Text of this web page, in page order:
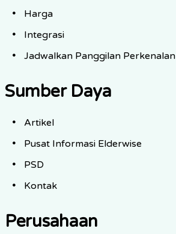
Harga
Integrasi
Jadwalkan Panggilan Perkenalan
Sumber Daya
Artikel
Pusat Informasi Elderwise
PSD
Kontak
Perusahaan